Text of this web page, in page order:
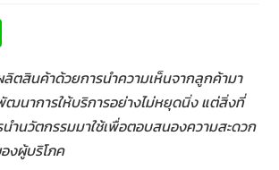
n
eตสินค้าด้วยการนำความเห็นจากลูกค้ามา
ฒนาการให้บริการอย่างไม่หยุดนิ่ง แต่สิ่งที่
นวัตกรรมมาใช้เพื่อตอบสนองความสะดวก
งผู้บริโภค